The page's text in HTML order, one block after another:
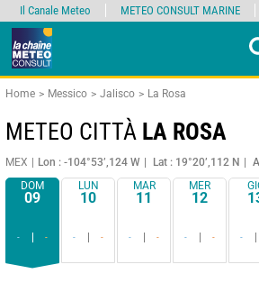
Home Messico Jalisco La Rosa
METEO CITTÀ LA ROSA
MEX Lon : -104°53’,124 W Lat : 19°20’,112 N
DOM
09
- -
LUN
10
- -
MAR
11
- -
MER
12
- - -
Il Canale Meteo METEO CONSULT MARINE